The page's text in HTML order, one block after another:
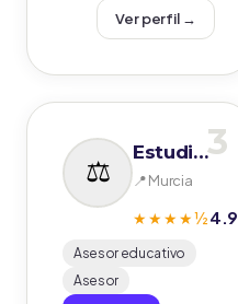
Ver perfil →
3
Estudia Seguro
📍 Murcia
★★★★½4.9
Asesor educativo
Asesor